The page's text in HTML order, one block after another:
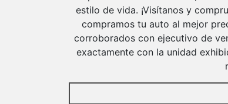
estilo de vida. ¡Visítanos y
compramos tu auto al mejor
corroborados con ejecutivo de
exactamente con la unidad